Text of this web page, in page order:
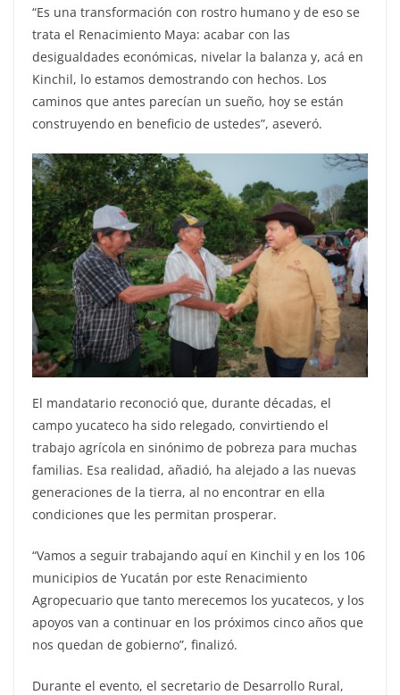
“Es una transformación con rostro humano y de eso se
trata el Renacimiento Maya: acabar con las
desigualdades económicas, nivelar la balanza y, acá en
Kinchil, lo estamos demostrando con hechos. Los
caminos que antes parecían un sueño, hoy se están
construyendo en beneficio de ustedes”, aseveró.
El mandatario reconoció que, durante décadas, el
campo yucateco ha sido relegado, convirtiendo el
trabajo agrícola en sinónimo de pobreza para muchas
familias. Esa realidad, añadió, ha alejado a las nuevas
generaciones de la tierra, al no encontrar en ella
condiciones que les permitan prosperar.
“Vamos a seguir trabajando aquí en Kinchil y en los 106
municipios de Yucatán por este Renacimiento
Agropecuario que tanto merecemos los yucatecos, y los
apoyos van a continuar en los próximos cinco años que
nos quedan de gobierno”, finalizó.
Durante el evento, el secretario de Desarrollo Rural,